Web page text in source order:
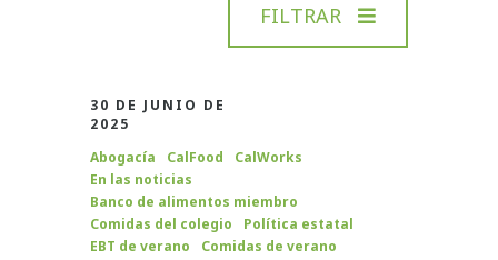
FILTRAR
30 DE JUNIO DE
2025
Abogacía
CalFood
CalWorks
En las noticias
Banco de alimentos miembro
Comidas del colegio
Política estatal
EBT de verano
Comidas de verano